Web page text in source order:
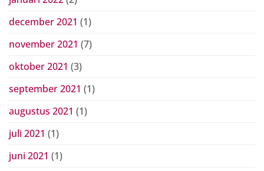
december 2021 (1)
november 2021 (7)
oktober 2021 (3)
september 2021 (1)
augustus 2021 (1)
juli 2021 (1)
juni 2021 (1)